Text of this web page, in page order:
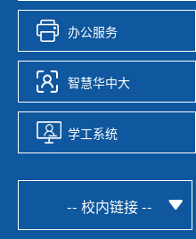
办公服务
智慧华中大
学工系统
-- 校内链接 --